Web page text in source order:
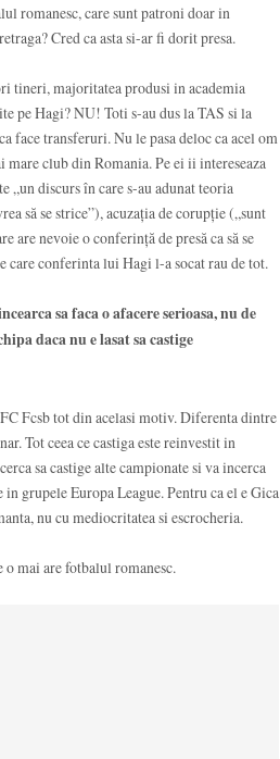
romanesc, care sunt patroni doar in
Cred ca asta si-ar fi dorit presa.
tineri, majoritatea produsi in academia
pe Hagi? NU! Toti s-au dus la TAS si la
face transferuri. Nu le pasa deloc ca acel om
club din Romania. Pe ei ii intereseaza
discurs în care s-au adunat teoria
să se strice”), acuzaţia de corupţie („sunt
are nevoie o conferinţă de presă ca să se
conferinta lui Hagi l-a socat rau de tot.
sa faca o afacere serioasa, nu de
daca nu e lasat sa castige
Fcsb tot din acelasi motiv. Diferenta dintre
Tot ceea ce castiga este reinvestit in
sa castige alte campionate si va incerca
grupele Europa League. Pentru ca el e Gica
nu cu mediocritatea si escrocheria.
o mai are fotbalul romanesc.